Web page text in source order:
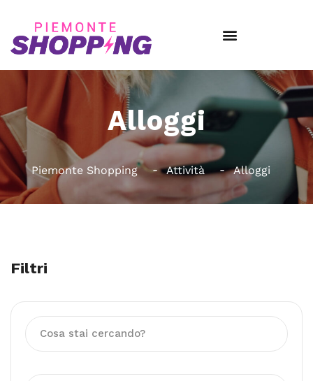
Alloggi
Piemonte Shopping Attività Alloggi
Filtri